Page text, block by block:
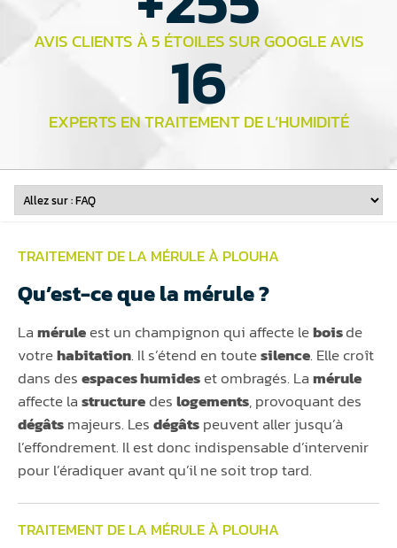
AVIS CLIENTS À 5 ÉTOILES SUR GOOGLE AVIS
EXPERTS EN TRAITEMENT DE L’HUMIDITÉ
16
TRAITEMENT DE LA MÉRULE À PLOUHA
Qu’est-ce que la mérule ?
Laméruleest un champignon qui affecte leboisde
votrehabitation. Il s’étend en toutesilence. Elle croît
dans desespaces humideset ombragés. Lamérule
affecte lastructuredeslogements, provoquant des
dégâtsmajeurs. Lesdégâtspeuvent aller jusqu’à
l’effondrement. Il est donc indispensable d’intervenir
pour l’éradiquer avant qu’il ne soit trop tard.
TRAITEMENT DE LA MÉRULE À PLOUHA